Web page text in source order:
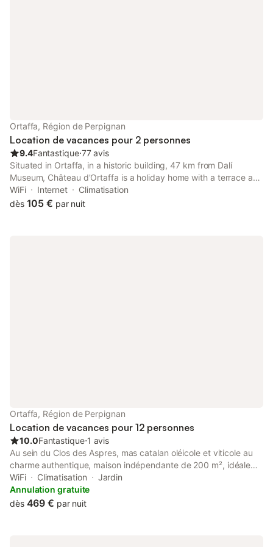
Ortaffa, Région de Perpignan
Location de vacances pour 2 personnes
9.4Fantastique⋅77 avis
Situated in Ortaffa, in a historic building, 47 km from Dalí
Museum, Château d'Ortaffa is a holiday home with a terrace and
shared lounge. This holiday home features free private parking
and room service.
WiFi Internet
Climatisation
dès 105 € par nuit
Ortaffa, Région de Perpignan
Location de vacances pour 12 personnes
10.0Fantastique⋅1 avis
Au sein du Clos des Aspres, mas catalan oléicole et viticole au
charme authentique, maison indépendante de 200 m², idéale
pour se ressourcer au calme entre amis ou en famille, le temps
d’un week end ou pour passer vos vacances. Le Gite du Clos
des Aspres est composé de vastes pièces accueillantes et
WiFi Climatisation
Jardin
Annulation gratuite
dès 469 € par nuit